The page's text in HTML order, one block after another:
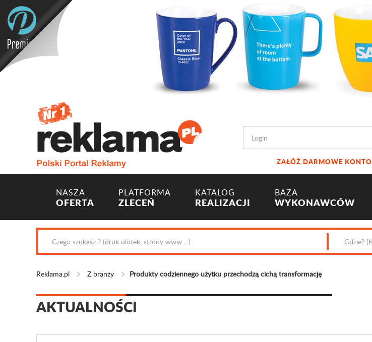
ZAŁÓŻ DARMOWE KONTO
NASZA
OFERTA
PLATFORMA
ZLECEŃ
KATALOG
REALIZACJI
BAZA
WYKONAWCÓW
Reklama.pl Z branży Produkty codziennego użytku przechodzą cichą transformację
AKTUALNOŚCI